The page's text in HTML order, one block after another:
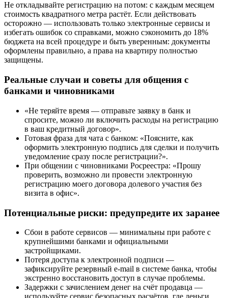
Не откладывайте регистрацию на потом: с каждым месяцем
стоимость квадратного метра растёт. Если действовать
осторожно — использовать только электронные сервисы и
избегать ошибок со справками, можно сэкономить до 18%
бюджета на всей процедуре и быть уверенным: документы
оформлены правильно, а права на квартиру полностью
защищены.
Реальные случаи и советы для общения с
банками и чиновниками
«Не теряйте время — отправьте заявку в банк и
спросите, можно ли включить расходы на регистрацию
в ваш кредитный договор».
Готовая фраза для чата с банком: «Поясните, как
оформить электронную подпись для сделки и получить
уведомление сразу после регистрации?».
При общении с чиновниками Росреестра: «Прошу
проверить, возможно ли провести электронную
регистрацию моего договора долевого участия без
визита в офис».
Потенциальные риски: предупредите их заранее
Сбои в работе сервисов — минимальны при работе с
крупнейшими банками и официальными
застройщиками.
Потеря доступа к электронной подписи —
зафиксируйте резервный e-mail в системе банка, чтобы
экстренно восстановить доступ в случае проблемы.
Задержки с зачислением денег на счёт продавца —